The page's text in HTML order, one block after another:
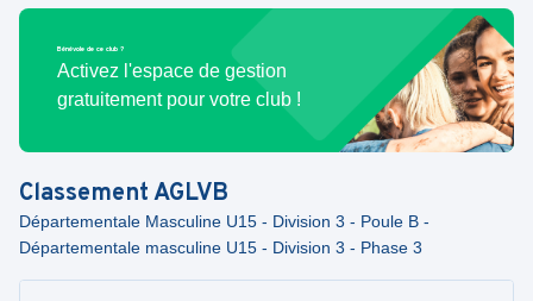
Bénévole de ce club ?
Activez l'espace de gestion
gratuitement pour votre club !
ClassementAGLVB
Départementale Masculine U15 - Division 3 - Poule B -
Départementale masculine U15 - Division 3 - Phase 3